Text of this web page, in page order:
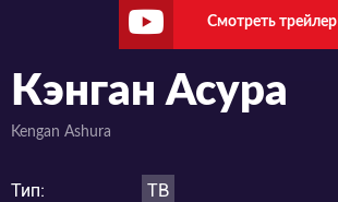
Смотреть трейлер
Кэнган Асура
Kengan Ashura
Тип: ТВ